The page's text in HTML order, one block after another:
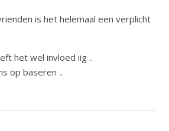
is het helemaal een verplicht
het wel invloed iig ..
op baseren ..